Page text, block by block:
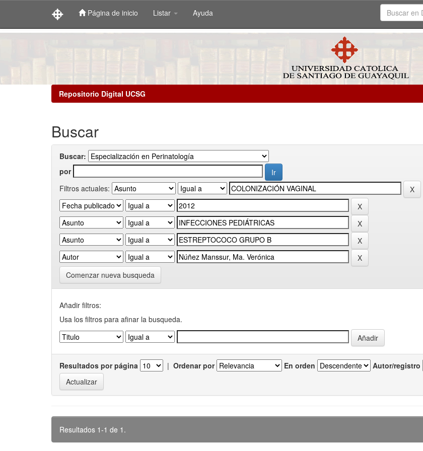
Página de inicio Listar Ayuda
Repositorio Digital UCSG
Buscar
Buscar:
por
Filtros actuales:
Comenzar nueva busqueda
Añadir filtros:
Usa los filtros para afinar la busqueda.
Resultados por página | Ordenar por En orden Autor/registro
Resultados 1-1 de 1.